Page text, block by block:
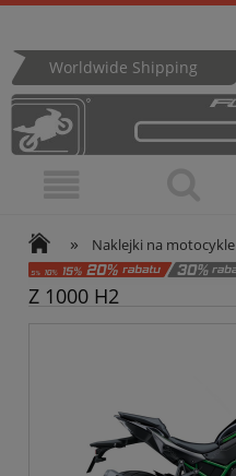
Worldwide Shipping
» Naklejki na motocykle
Z 1000 H2